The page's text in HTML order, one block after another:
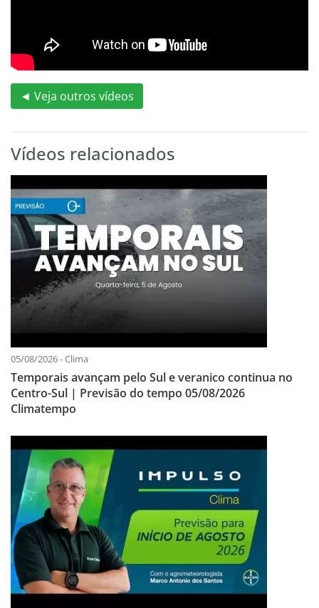
◄ Veja outros vídeos
Vídeos relacionados
05/08/2026 - Clima
Temporais avançam pelo Sul e veranico continua no
Centro-Sul | Previsão do tempo 05/08/2026
Climatempo